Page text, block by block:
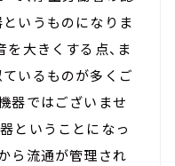
いうものになりま
を大きくする点、ま
いるものが多くご
器ではございませ
ということになっ
ら流通が管理され